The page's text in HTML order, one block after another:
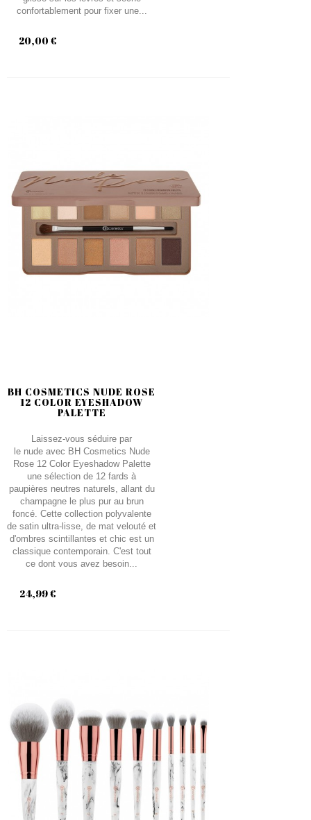
confortablement pour fixer une...
20,00 €
BH COSMETICS NUDE ROSE
12 COLOR EYESHADOW
PALETTE
Laissez-vous séduire par
le nude avec BH Cosmetics Nude
Rose 12 Color Eyeshadow Palette
une sélection de 12 fards à
paupières neutres naturels, allant du
champagne le plus pur au brun
foncé. Cette collection polyvalente
de satin ultra-lisse, de mat velouté et
d'ombres scintillantes et chic est un
classique contemporain. C'est tout
ce dont vous avez besoin...
24,99 €